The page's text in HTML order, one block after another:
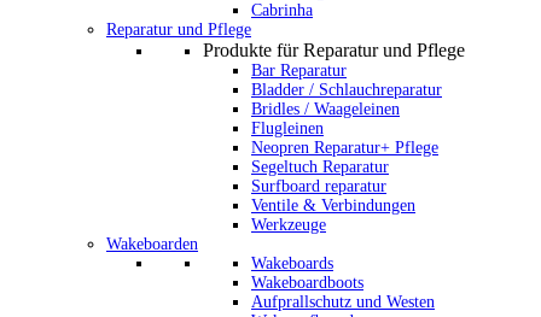
Cabrinha
Reparatur und Pflege
Produkte für Reparatur und Pflege
Bar Reparatur
Bladder / Schlauchreparatur
Bridles / Waageleinen
Flugleinen
Neopren Reparatur+ Pflege
Segeltuch Reparatur
Surfboard reparatur
Ventile & Verbindungen
Werkzeuge
Wakeboarden
Wakeboards
Wakeboardboots
Aufprallschutz und Westen